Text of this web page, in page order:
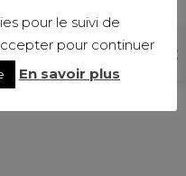
pour le suivi de
pour continuer
En savoir plus